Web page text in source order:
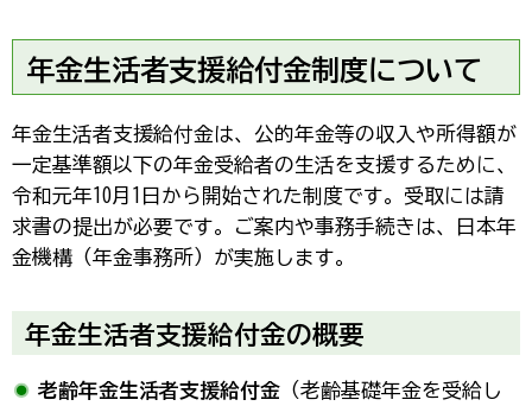
年金生活者支援給付金制度について
年金生活者支援給付金は、公的年金等の収入や所得額が
一定基準額以下の年金受給者の生活を支援するために、
令和元年10月1日から開始された制度です。受取には請
求書の提出が必要です。ご案内や事務手続きは、日本年
金機構（年金事務所）が実施します。
年金生活者支援給付金の概要
老齢年金生活者支援給付金 （老齢基礎年金を受給し